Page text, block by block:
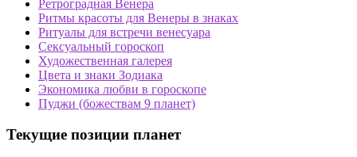
Ретроградная Венера
Ритмы красоты для Венеры в знаках
Ритуалы для встречи венесуара
Сексуальный гороскоп
Художественная галерея
Цвета и знаки Зодиака
Экономика любви в гороскопе
Пуджи (божествам 9 планет)
Текущие позиции планет